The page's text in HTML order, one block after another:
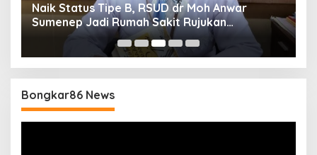
Naik Status Tipe B, RSUD dr Moh Anwar
Sumenep Jadi Rumah Sakit Rujukan
Berjenjang
Bongkar86 News